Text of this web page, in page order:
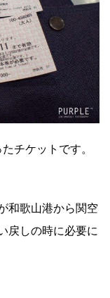
チケットです。
和歌山港から関空
戻しの時に必要に